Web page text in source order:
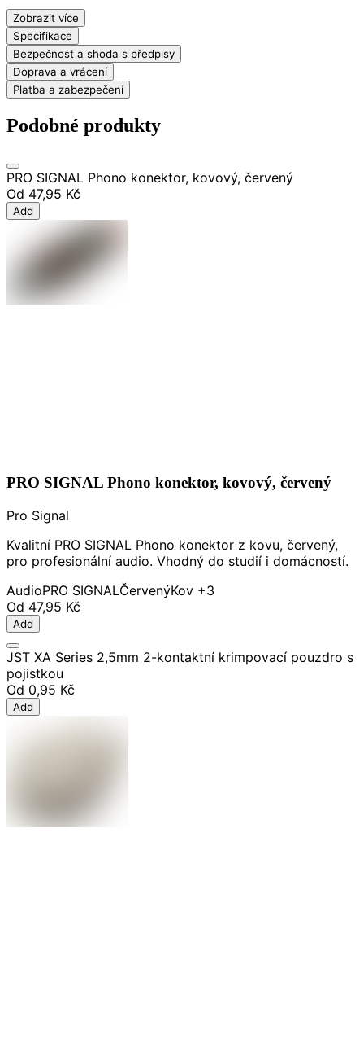
Zobrazit více
Specifikace
Bezpečnost a shoda s předpisy
Doprava a vrácení
Platba a zabezpečení
Podobné produkty
PRO SIGNAL Phono konektor, kovový, červený
Od 47,95 Kč
Add
PRO SIGNAL Phono konektor, kovový, červený
Pro Signal
Kvalitní PRO SIGNAL Phono konektor z kovu, červený,
pro profesionální audio. Vhodný do studií i domácností.
AudioPRO SIGNALČervenýKov +3
Od 47,95 Kč
Add
JST XA Series 2,5mm 2-kontaktní krimpovací pouzdro s
pojistkou
Od 0,95 Kč
Add